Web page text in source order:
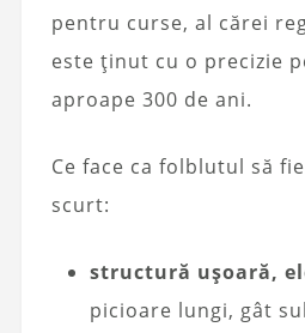
pentru curse, al cărei
este ținut cu o precizie
aproape 300 de ani.
Ce face ca folblutul să
scurt:
structură ușoară,
picioare lungi, gât